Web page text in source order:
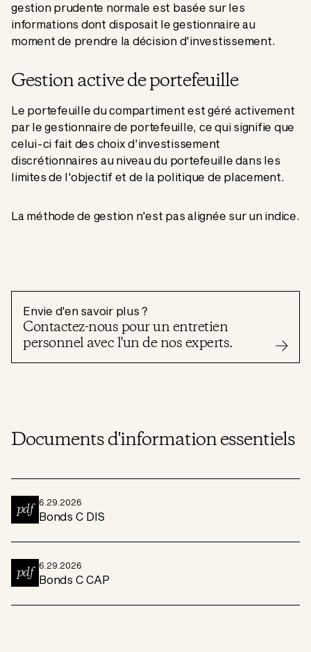
gestion prudente normale est basée sur les
informations dont disposait le gestionnaire au
moment de prendre la décision d'investissement.
Gestion active de portefeuille
Le portefeuille du compartiment est géré activement
par le gestionnaire de portefeuille, ce qui signifie que
celui-ci fait des choix d'investissement
discrétionnaires au niveau du portefeuille dans les
limites de l'objectif et de la politique de placement.
La méthode de gestion n'est pas alignée sur un indice.
Envie d'en savoir plus ?
Contactez-nous pour un entretien
personnel avec l'un de nos experts.
Documents d'information essentiels
pdf 6.29.2026
Bonds C DIS
pdf 6.29.2026
Bonds C CAP